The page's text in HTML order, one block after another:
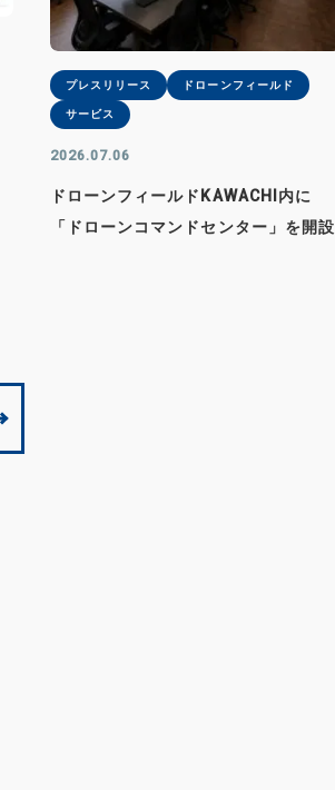
プレスリリース ドローンフィールド
サービス
2026.07.06
ドローンフィールドKAWACHI内に
「ドローンコマンドセンター」を開設